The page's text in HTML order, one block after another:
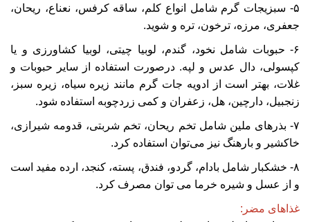
۵- سبزیجات گرم شامل انواع کلم، ساقه کرفس، نعناع، ریحان،
جعفری، مرزه، ترخون، تره و شوید.
۶- حبوبات شامل نخود، گندم، لوبیا چیتی، لوبیا کشاورزی و یا
کپسولی، دال عدس و لپه. درصورت استفاده از سایر حبوبات و
غلات، بهتر است از ادویه جات گرم مانند زیره سیاه، زیره‌ سبز،
زنجبیل، دارچین، هل، زعفران و کمی زردچوبه استفاده شود.
۷- بذرهای ملین شامل تخم ریحان، تخم شربتی، قدومه شیرازی،
خاکشیر و بارهنگ نیز می‌توان استفاده کرد.
۸- خشکبار شامل بادام، گردو، فندق، پسته، کنجد، ارده مفید است
و از عسل و شیره خرما می توان مصرف کرد.
غذاهای مضر: